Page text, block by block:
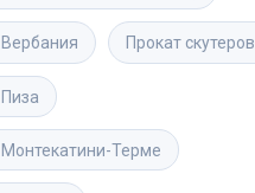
Вербания Прокат скутеров
Пиза
Монтекатини-Терме